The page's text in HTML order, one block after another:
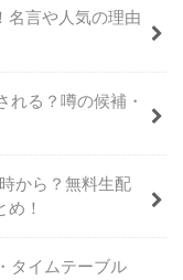
名言や人気の理由
れる？噂の候補・
から？無料生配
！
タイムテーブル